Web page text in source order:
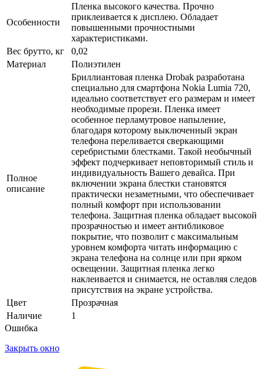
Особенности
Пленка высокого качества. Прочно
приклеивается к дисплею. Обладает
повышенными прочностными
характеристиками.
Вес брутто, кг
0,02
Материал
Полиэтилен
Полное
описание
Бриллиантовая пленка Drobak разработана
специально для смартфона Nokia Lumia 720,
идеально соответствует его размерам и имеет
необходимые прорези. Пленка имеет
особенное перламутровое напыление,
благодаря которому выключенный экран
телефона переливается сверкающими
серебристыми блестками. Такой необычный
эффект подчеркивает неповторимый стиль и
индивидуальность Вашего девайса. При
включении экрана блестки становятся
практически незаметными, что обеспечивает
полный комфорт при использовании
телефона. Защитная пленка обладает высокой
прозрачностью и имеет антибликовое
покрытие, что позволит с максимальным
уровнем комфорта читать информацию с
экрана телефона на солнце или при ярком
освещении. Защитная пленка легко
наклеивается и снимается, не оставляя следов
присутствия на экране устройства.
Цвет
Прозрачная
Наличие
1
Ошибка
Закрыть окно